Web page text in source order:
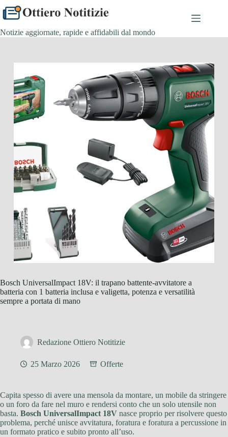
al
contenuto
Notizie aggiornate, rapide e affidabili dal mondo
Bosch UniversalImpact 18V: il trapano battente-avvitatore a
batteria con 1 batteria inclusa e valigetta, potenza e versatilità
sempre a portata di mano
Redazione Ottiero Notitizie
25 Marzo 2026 Offerte
Capita spesso di avere una mensola da montare, un mobile da stringere
o un foro da fare nel muro e rendersi conto che un solo utensile non
basta. Bosch UniversalImpact 18V nasce proprio per risolvere questo
problema, perché unisce avvitatura, foratura e foratura a percussione in
un formato pratico e subito pronto all’uso.